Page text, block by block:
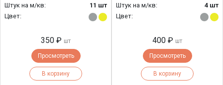
Штук на м/кв:
11 шт
Цвет:
350 ₽ шт
Просмотреть
В корзину
Штук на м/кв:
4 шт
Цвет:
400 ₽ шт
Просмотреть
В корзину